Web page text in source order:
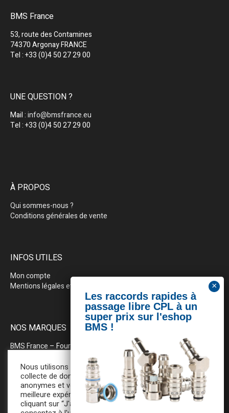
BMS France
53, route des Contamines
74370 Argonay FRANCE
Tel : +33 (0)4 50 27 29 00
UNE QUESTION ?
Mail :info@bmsfrance.eu
Tel : +33 (0)4 50 27 29 00
À PROPOS
Qui sommes-nous ?
Conditions générales de vente
INFOS UTILES
Mon compte
Mentions légales et politique de confidentialité
NOS MARQUES
BMS France – Fournitures industrielles pour la plasturgie
BEWEPLAST– Machines & pérhiphériques
PRODOPTIM– Table d’entretien pour moules d’injection
Nous utilisons des cookies pour la
collecte de données statistiques
anonymes et vous assurer une
meilleure expérience de navigation. En
cliquant sur “J'accepte”, vous